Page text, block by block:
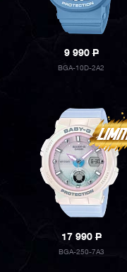
9 990P
BGA-10D-2A2
17 990P
BGA-250-7A3